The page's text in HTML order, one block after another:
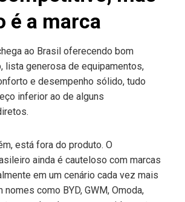
é a marca
ao Brasil oferecendo bom
lista generosa de equipamentos,
e desempenho sólido, tudo
inferior ao de alguns
está fora do produto. O
ainda é cauteloso com marcas
em um cenário cada vez mais
como BYD, GWM, Omoda,